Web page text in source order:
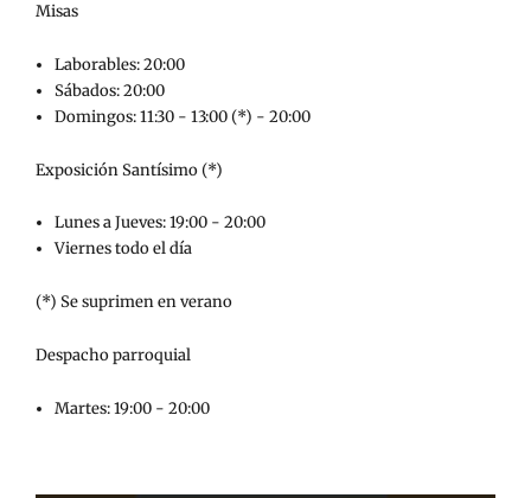
Misas
Laborables: 20:00
Sábados: 20:00
Domingos: 11:30 - 13:00 (*) - 20:00
Exposición Santísimo (*)
Lunes a Jueves: 19:00 - 20:00
Viernes todo el día
(*) Se suprimen en verano
Despacho parroquial
Martes: 19:00 - 20:00